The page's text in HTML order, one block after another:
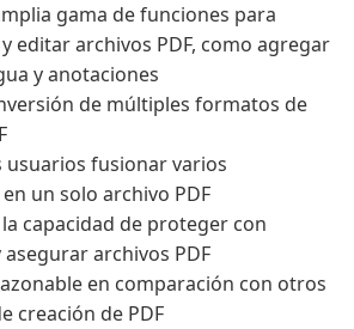
gama de funciones para
editar archivos PDF, como agregar
y anotaciones
de múltiples formatos de
usuarios fusionar varios
un solo archivo PDF
capacidad de proteger con
archivos PDF
en comparación con otros
creación de PDF